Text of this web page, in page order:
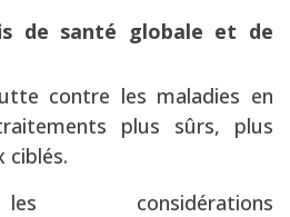
de santé globale et de
contre les maladies en
plus sûrs, plus
ciblés.
considérations